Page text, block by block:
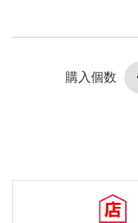
購入個数